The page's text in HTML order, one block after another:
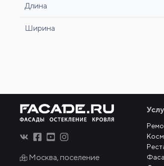
Длина
Ширина
Москва, поселение